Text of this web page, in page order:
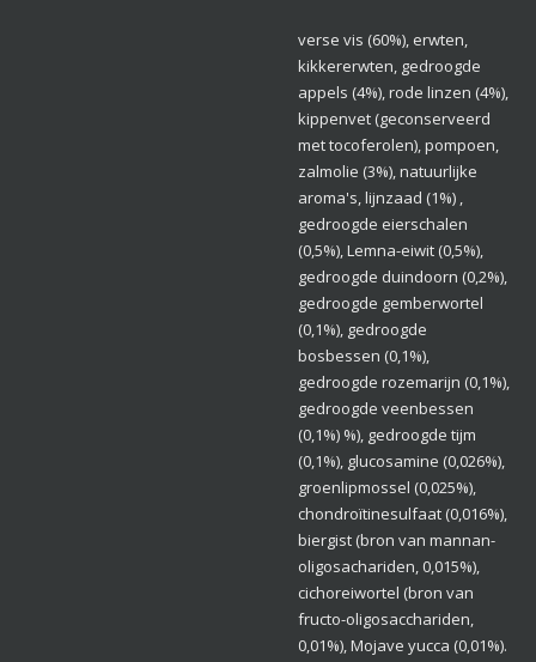
verse vis (60%), erwten,
kikkererwten, gedroogde
appels (4%), rode linzen (4%),
kippenvet (geconserveerd
met tocoferolen), pompoen,
zalmolie (3%), natuurlijke
aroma's, lijnzaad (1%) ,
gedroogde eierschalen
(0,5%), Lemna-eiwit (0,5%),
gedroogde duindoorn (0,2%),
gedroogde gemberwortel
(0,1%), gedroogde
bosbessen (0,1%),
gedroogde rozemarijn (0,1%),
gedroogde veenbessen
(0,1%) %), gedroogde tijm
(0,1%), glucosamine (0,026%),
groenlipmossel (0,025%),
chondroïtinesulfaat (0,016%),
biergist (bron van mannan-
oligosachariden, 0,015%),
cichoreiwortel (bron van
fructo-oligosacchariden,
0,01%), Mojave yucca (0,01%).